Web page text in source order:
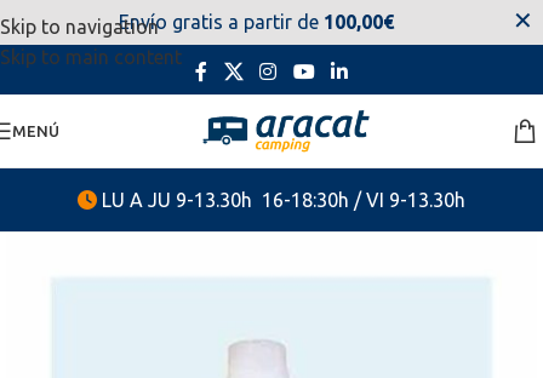
Skip to navigation
Skip to main content
estaremos disponibles. Disculpen las molestias.
MENÚ
LU A JU 9-13.30h 16-18:30h / VI 9-13.30h
Envío gratis a partir de 100,00€ ✕